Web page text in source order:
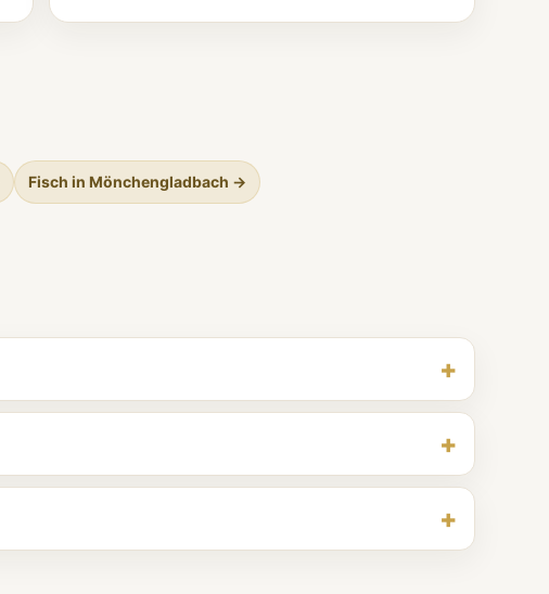
Fisch in Mönchengladbach →